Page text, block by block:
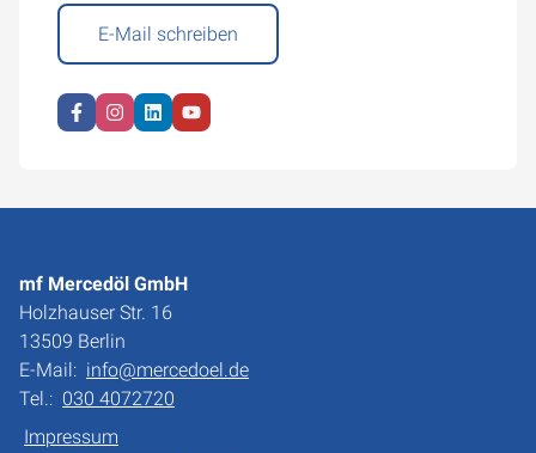
E-Mail schreiben
mf Mercedöl GmbH
Holzhauser Str. 16
13509 Berlin
E-Mail: info@mercedoel.de
Tel.: 030 4072720
Impressum